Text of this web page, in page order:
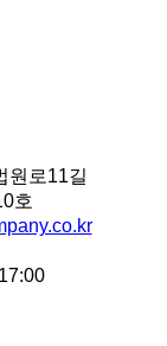
원로11길
호